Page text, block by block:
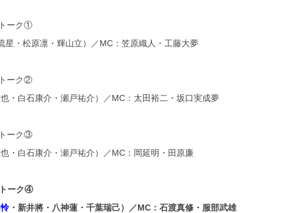
ーク①
星・松原凛・輝山立）／MC：笠原織人・工藤大夢
ーク②
・白石康介・瀬戸祐介）／MC：太田裕二・坂口実成夢
ーク③
・白石康介・瀬戸祐介）／MC：岡延明・田原廉
トーク④
・新井將・八神蓮・千葉瑞己）／MC：石渡真修・服部武雄